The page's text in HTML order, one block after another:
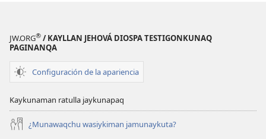
JW.ORG® / KAYLLAN JEHOVÁ DIOSPA TESTIGONKUNAQ
PAGINANQA
Configuración de la apariencia
Kaykunaman ratulla jaykunapaq
¿Munawaqchu wasiykiman jamunaykuta?